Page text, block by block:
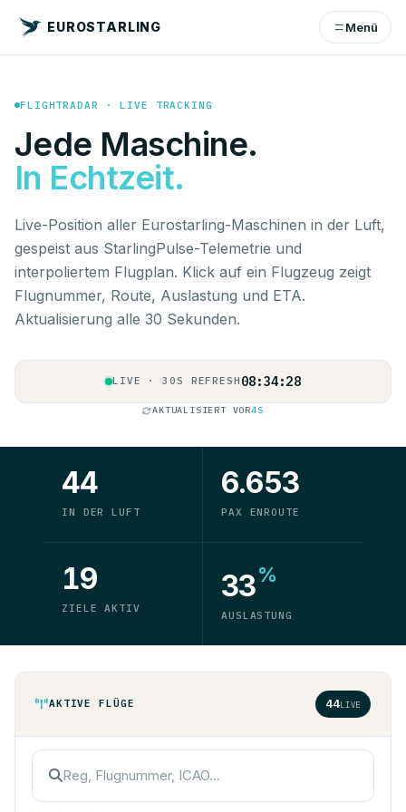
EUROSTARLING Menü
FLIGHTRADAR · LIVE TRACKING
Jede Maschine.
In Echtzeit.
Live-Position aller Eurostarling-Maschinen in der Luft,
gespeist aus StarlingPulse-Telemetrie und
interpoliertem Flugplan. Klick auf ein Flugzeug zeigt
Flugnummer, Route, Auslastung und ETA.
Aktualisierung alle 30 Sekunden.
LIVE · 30S REFRESH 08:34:28
AKTUALISIERT VOR4S
44
IN DER LUFT
6.653
PAX ENROUTE
19
ZIELE AKTIV
33%
AUSLASTUNG
AKTIVE FLÜGE 44LIVE